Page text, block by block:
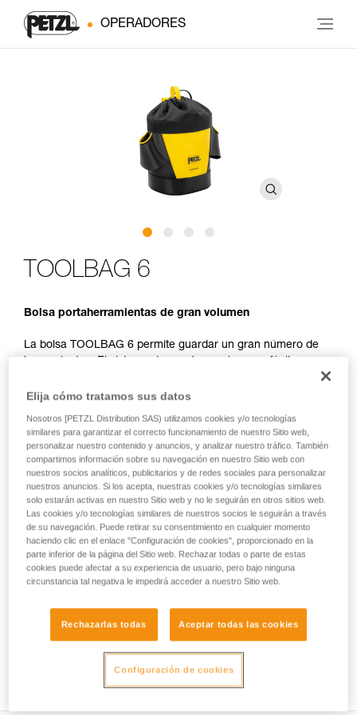
OPERADORES
TOOLBAG 6
Bolsa portaherramientas de gran volumen
La bolsa TOOLBAG 6 permite guardar un gran número de
herramientas. El sistema de apertura - cierre es fácil y
puede realizar mediante el accesorio INTERFAST, que
Su construcción robusta la convierte en una bolsa para el
trabajo cotidiano sin temer al desgaste.
HOW TO Use our solutions for dropped tool
prevention
Elija cómo tratamos sus datos
Nosotros [PETZL Distribution SAS) utilizamos cookies y/o tecnologías
similares para garantizar el correcto funcionamiento de nuestro Sitio web,
personalizar nuestro contenido y anuncios, y analizar nuestro tráfico. También
compartimos información sobre su navegación en nuestro Sitio web con
nuestros socios analíticos, publicitarios y de redes sociales para personalizar
nuestros anuncios. Si los acepta, nuestras cookies y/o tecnologías similares
solo estarán activas en nuestro Sitio web y no le seguirán en otros sitios web.
Las cookies y/o tecnologías similares de nuestros socios le seguirán a través
de su navegación. Puede retirar su consentimiento en cualquier momento
haciendo clic en el enlace "Configuración de cookies", proporcionado en la
parte inferior de la página del Sitio web. Rechazar todas o parte de estas
cookies puede afectar a su experiencia de usuario, pero bajo ninguna
circunstancia tal negativa le impedirá acceder a nuestro Sitio web.
Rechazarlas todas Aceptar todas las cookies
Configuración de cookies